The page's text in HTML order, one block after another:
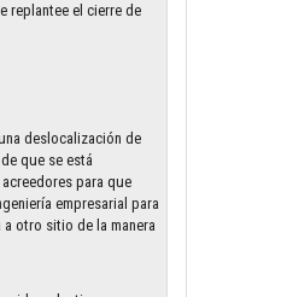
replantee el cierre de
deslocalización de
que se está
para que
empresarial para
otro sitio de la manera